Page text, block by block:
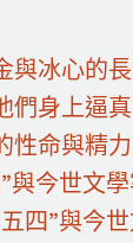
與冰心的
們身上逼
性命與精
與今世文
五四”與今